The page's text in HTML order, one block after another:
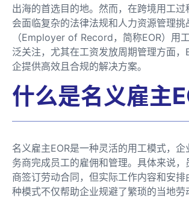
出海的首选目的地。然而，在跨境用工过
会面临复杂的法律法规和人力资源管理挑
（Employer of Record，简称EOR）用
泛关注，尤其在工资发放周期管理方面，
企提供高效且合规的解决方案。
什么是名义雇主
名义雇主EOR是一种灵活的用工模式，
务商完成员工的雇佣和管理。具体来说，
商签订劳动合同，但实际工作内容和安排
种模式不仅帮助企业规避了繁琐的当地劳